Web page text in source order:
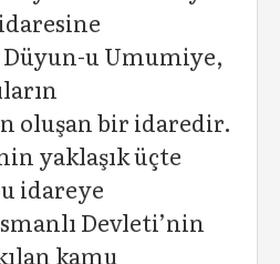
u Umumiye,
oluşan bir idaredir.
yaklaşık üçte
idareye
Devleti’nin
kamu